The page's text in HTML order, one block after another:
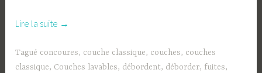
Lire la suite « Les
lavables
de
→
Tagué concoures, couche classique, couches, couches
classique, Couches lavables, débordent, déborder, fuites,